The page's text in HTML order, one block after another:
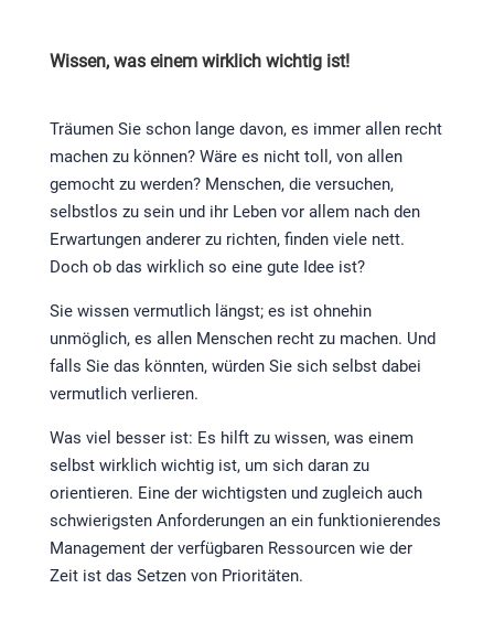
Wissen, was einem wirklich wichtig ist!
Träumen Sie schon lange davon, es immer allen recht
machen zu können? Wäre es nicht toll, von allen
gemocht zu werden? Menschen, die versuchen,
selbstlos zu sein und ihr Leben vor allem nach den
Erwartungen anderer zu richten, finden viele nett.
Doch ob das wirklich so eine gute Idee ist?
Sie wissen vermutlich längst; es ist ohnehin
unmöglich, es allen Menschen recht zu machen. Und
falls Sie das könnten, würden Sie sich selbst dabei
vermutlich verlieren.
Was viel besser ist: Es hilft zu wissen, was einem
selbst wirklich wichtig ist, um sich daran zu
orientieren. Eine der wichtigsten und zugleich auch
schwierigsten Anforderungen an ein funktionierendes
Management der verfügbaren Ressourcen wie der
Zeit ist das Setzen von Prioritäten.